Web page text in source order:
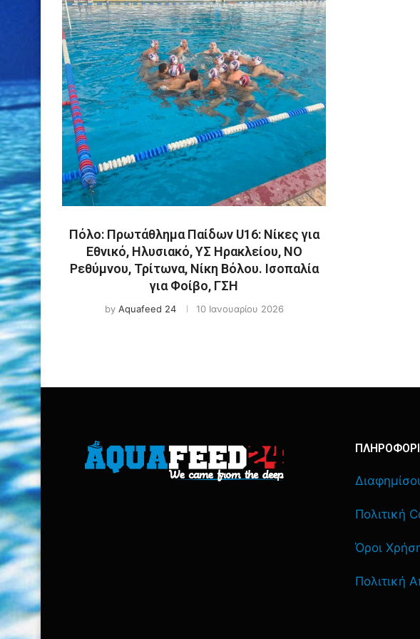
Πόλο: Πρωτάθλημα Παίδων U16: Νίκες για
Εθνικό, Ηλυσιακό, ΥΣ Ηρακλείου, ΝΟ
Ρεθύμνου, Τρίτωνα, Νίκη Βόλου. Ισοπαλία
για Φοίβο, ΓΣΗ
by Aquafeed 24 10 Ιανουαρίου 2026
Πολιτική
Όροι
Πολιτική